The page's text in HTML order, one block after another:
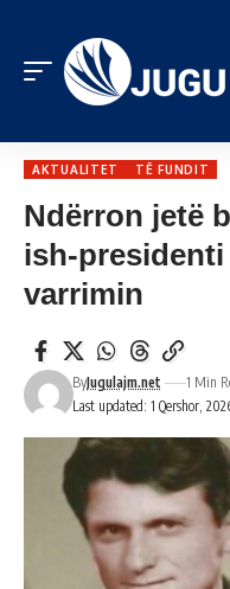
AKTUALITET TË FUNDIT
Ndërron jetë
ish-
varrimin
Last updated: 1 Qershor,
ByJugulajm.net 1 Min